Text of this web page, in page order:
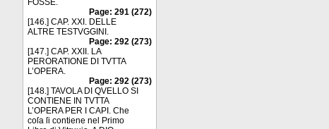
FOSSE.
Page: 291 (272)
[146.] CAP. XXI. DELLE
ALTRE TESTVGGINI.
Page: 292 (273)
[147.] CAP. XXII. LA
PERORATIONE DI TVTTA
L’OPERA.
Page: 292 (273)
[148.] TAVOLA DI QVELLO SI
CONTIENE IN TVTTA
L’OPERA PER I CAPI. Che
coſa ſi contiene nel Primo